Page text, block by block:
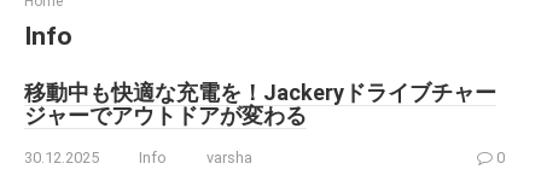
Info
移動中も快適な充電を！Jackeryドライブチャー
ジャーでアウトドアが変わる
30.12.2025 Info varsha 0